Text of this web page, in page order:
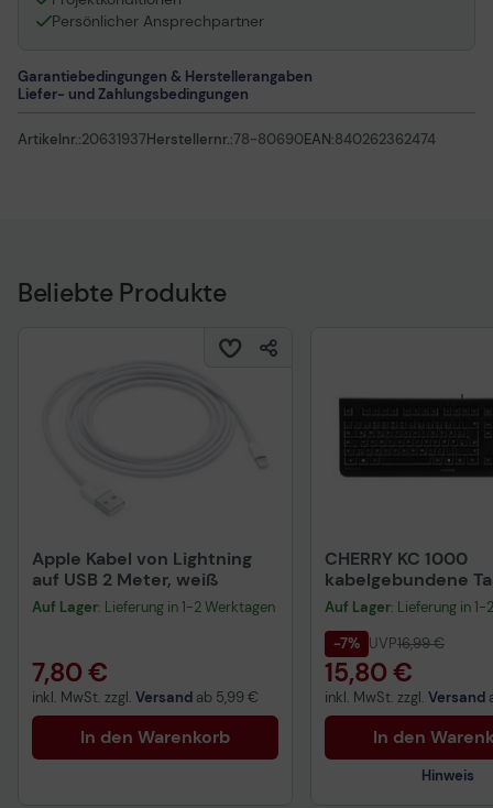
Persönlicher Ansprechpartner
Garantiebedingungen & Herstellerangaben
Liefer- und Zahlungsbedingungen
Artikelnr.:20631937Herstellernr.:78-80690EAN:840262362474
Beliebte Produkte
Apple Kabel von Lightning
auf USB 2 Meter, weiß
Auf Lager: Lieferung in 1-2 Werktagen
7,80 €
inkl. MwSt. zzgl. Versand ab 5,99 €
In den Warenkorb
CHERRY KC 1000
kabelgebundene
QWERTZ DE -
Auf Lager: Lieferung in
-7% UVP16,99 €
15,80 €
inkl. MwSt. zzgl. Versand
In den
Hinweis